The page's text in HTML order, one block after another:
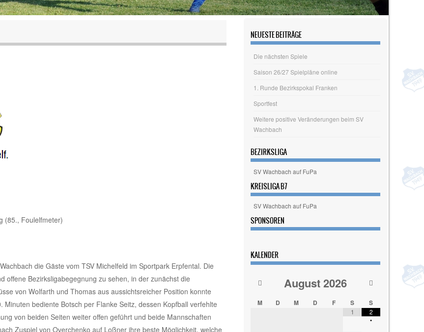
(85., Foulelfmeter)
die Gäste vom TSV Michelfeld im Sportpark Erpfental. Die
offene Bezirksligabegegnung zu sehen, in der zunächst die
von Wolfarth und Thomas aus aussichtsreicher Position konnte
bediente Botsch per Flanke Seitz, dessen Kopfball verfehlte
von beiden Seiten weiter offen geführt und beide Mannschaften
Zuspiel von Overchenko auf Loßner ihre beste Möglichkeit, welche
NEUESTE BEITRÄGE
Die nächsten Spiele
Saison 26/27 Spielpläne online
1. Runde Bezirkspokal Franken
Sportfest
Weitere positive Veränderungen beim SV
Wachbach
BEZIRKSLIGA
SV Wachbach auf FuPa
KREISLIGA B7
SV Wachbach auf FuPa
SPONSOREN
KALENDER
August2026
M D M D F S S
1 2
•